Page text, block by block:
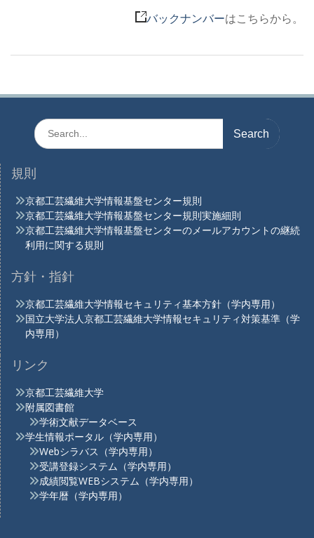
バックナンバーはこちらから。
Search
for:
規則
京都工芸繊維大学情報基盤センター規則
京都工芸繊維大学情報基盤センター規則実施細則
京都工芸繊維大学情報基盤センターのメールアカウントの継続
利用に関する規則
方針・指針
京都工芸繊維大学情報セキュリティ基本方針（学内専用）
国立大学法人京都工芸繊維大学情報セキュリティ対策基準（学
内専用）
リンク
京都工芸繊維大学
附属図書館
学術文献データベース
学生情報ポータル（学内専用）
Webシラバス（学内専用）
受講登録システム（学内専用）
成績閲覧WEBシステム（学内専用）
学年暦（学内専用）